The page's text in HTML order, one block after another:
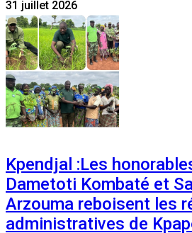
31 juillet 2026
Kpendjal :Les
Dametoti Kombaté et
Arzouma reboisent les
administratives de